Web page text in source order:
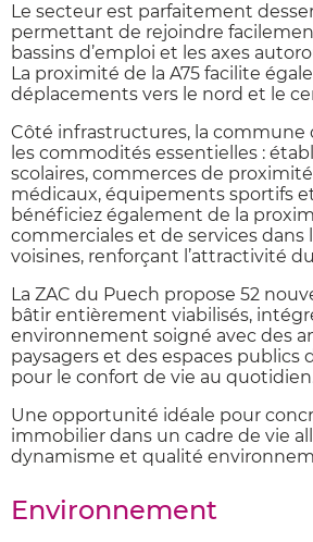
Le secteur est parfaitement
permettant de rejoindre
bassins d’emploi et les axes
La proximité de la A75 facilite
déplacements vers le nord et le
Côté infrastructures, la commune
les commodités essentielles :
scolaires, commerces de
médicaux, équipements sportifs
bénéficiez également de la
commerciales et de services dans
voisines, renforçant l’attractivité
La ZAC du Puech propose 52
bâtir entièrement viabilisés,
environnement soigné avec des
paysagers et des espaces publics
pour le confort de vie au
Une opportunité idéale pour
immobilier dans un cadre de vie
dynamisme et qualité
Environnement